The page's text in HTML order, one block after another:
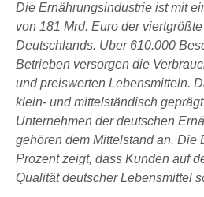
Die Ernährungsindustrie ist mit
von 181 Mrd. Euro der
Deutschlands. Über 610.000
Betrieben versorgen die
und preiswerten Lebensmitteln.
klein- und mittelständisch
Unternehmen der deutschen
gehören dem Mittelstand an. Die
Prozent zeigt, dass Kunden auf
Qualität deutscher Lebensmittel